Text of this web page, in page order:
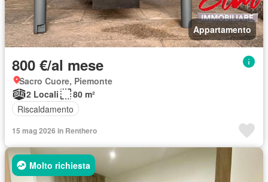
Appartamento
800 €/al mese
Sacro Cuore, Piemonte
2 Locali
80 m²
Riscaldamento
15 mag 2026 in Renthero
Molto richiesta